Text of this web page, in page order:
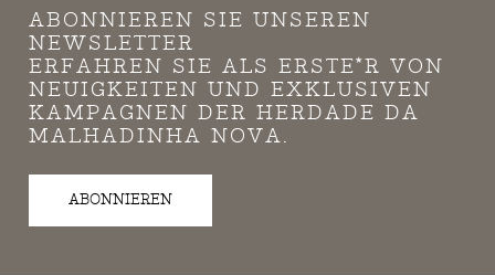
ABONNIEREN SIE UNSEREN
NEWSLETTER
ERFAHREN SIE ALS ERSTE*R VON
NEUIGKEITEN UND EXKLUSIVEN
KAMPAGNEN DER HERDADE DA
MALHADINHA NOVA.
ABONNIEREN